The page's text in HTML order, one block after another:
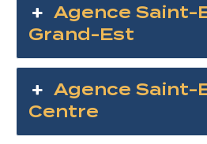
Agence Saint-
Grand-Est
Agence Saint-
Centre